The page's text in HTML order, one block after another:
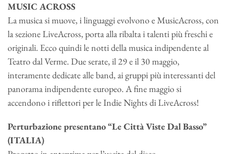
MUSIC ACROSS
La musica si muove, i linguaggi evolvono e MusicAcross, con
la sezione LiveAcross, porta alla ribalta i talenti più freschi e
originali. Ecco quindi le notti della musica indipendente al
Teatro dal Verme. Due serate, il 29 e il 30 maggio,
interamente dedicate alle band, ai gruppi più interessanti del
panorama indipendente europeo. A fine maggio si
accendono i riflettori per le Indie Nights di LiveAcross!
Perturbazione presentano “Le Città Viste Dal Basso”
(ITALIA)